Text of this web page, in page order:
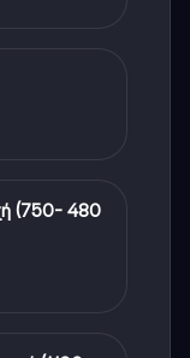
(750- 480